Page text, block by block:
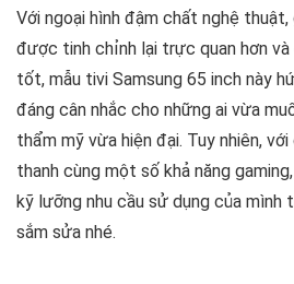
Với ngoại hình đậm chất nghệ
được tinh chỉnh lại trực quan hơn
tốt, mẫu tivi Samsung 65 inch này
đáng cân nhắc cho những ai vừa
thẩm mỹ vừa hiện đại. Tuy nhiên,
thanh cùng một số khả năng
kỹ lưỡng nhu cầu sử dụng của
sắm sửa nhé.